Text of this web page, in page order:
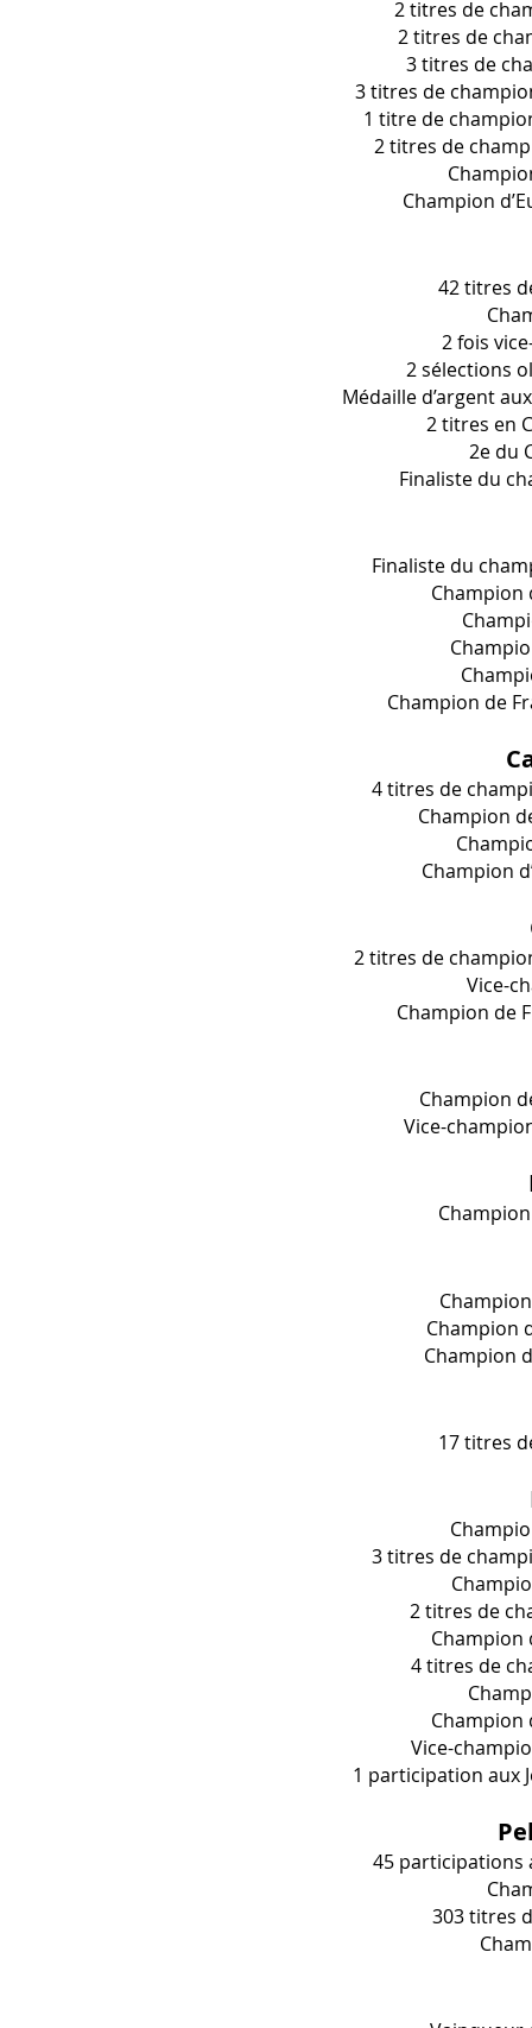
2 titres de
2 titres de
3 titres de
3 titres de
1 titre de
2 titres de
Champion
42 titres
2 fois
2 sélections
Médaille d’argent
2 titres en
2e du
Finaliste du
Finaliste du
Champion
Champion de
4 titres de
Champion
Champion
2 titres de
Vice-
Champion de
Champion
Vice-
Champion
Champion
17 titres
3 titres de
2 titres de
Champion
4 titres de
Champion
Vice-
1 participation aux
45 participations
303 titres